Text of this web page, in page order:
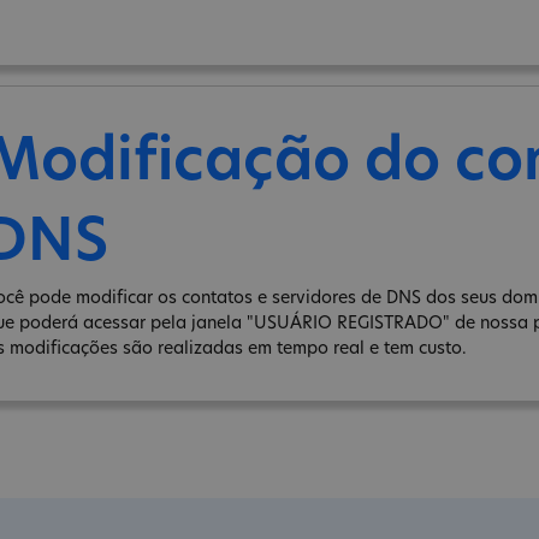
do
pode modificar os contatos e servidores de DNS dos seus
poderá acessar pela janela "USUÁRIO REGISTRADO" de nossa
modificações são realizadas em tempo real e tem custo.